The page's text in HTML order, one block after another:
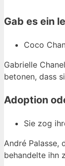
Gab es ein
Coco
Gabrielle
betonen, dass
Adoption
Sie zog
André Palasse,
behandelte ihn